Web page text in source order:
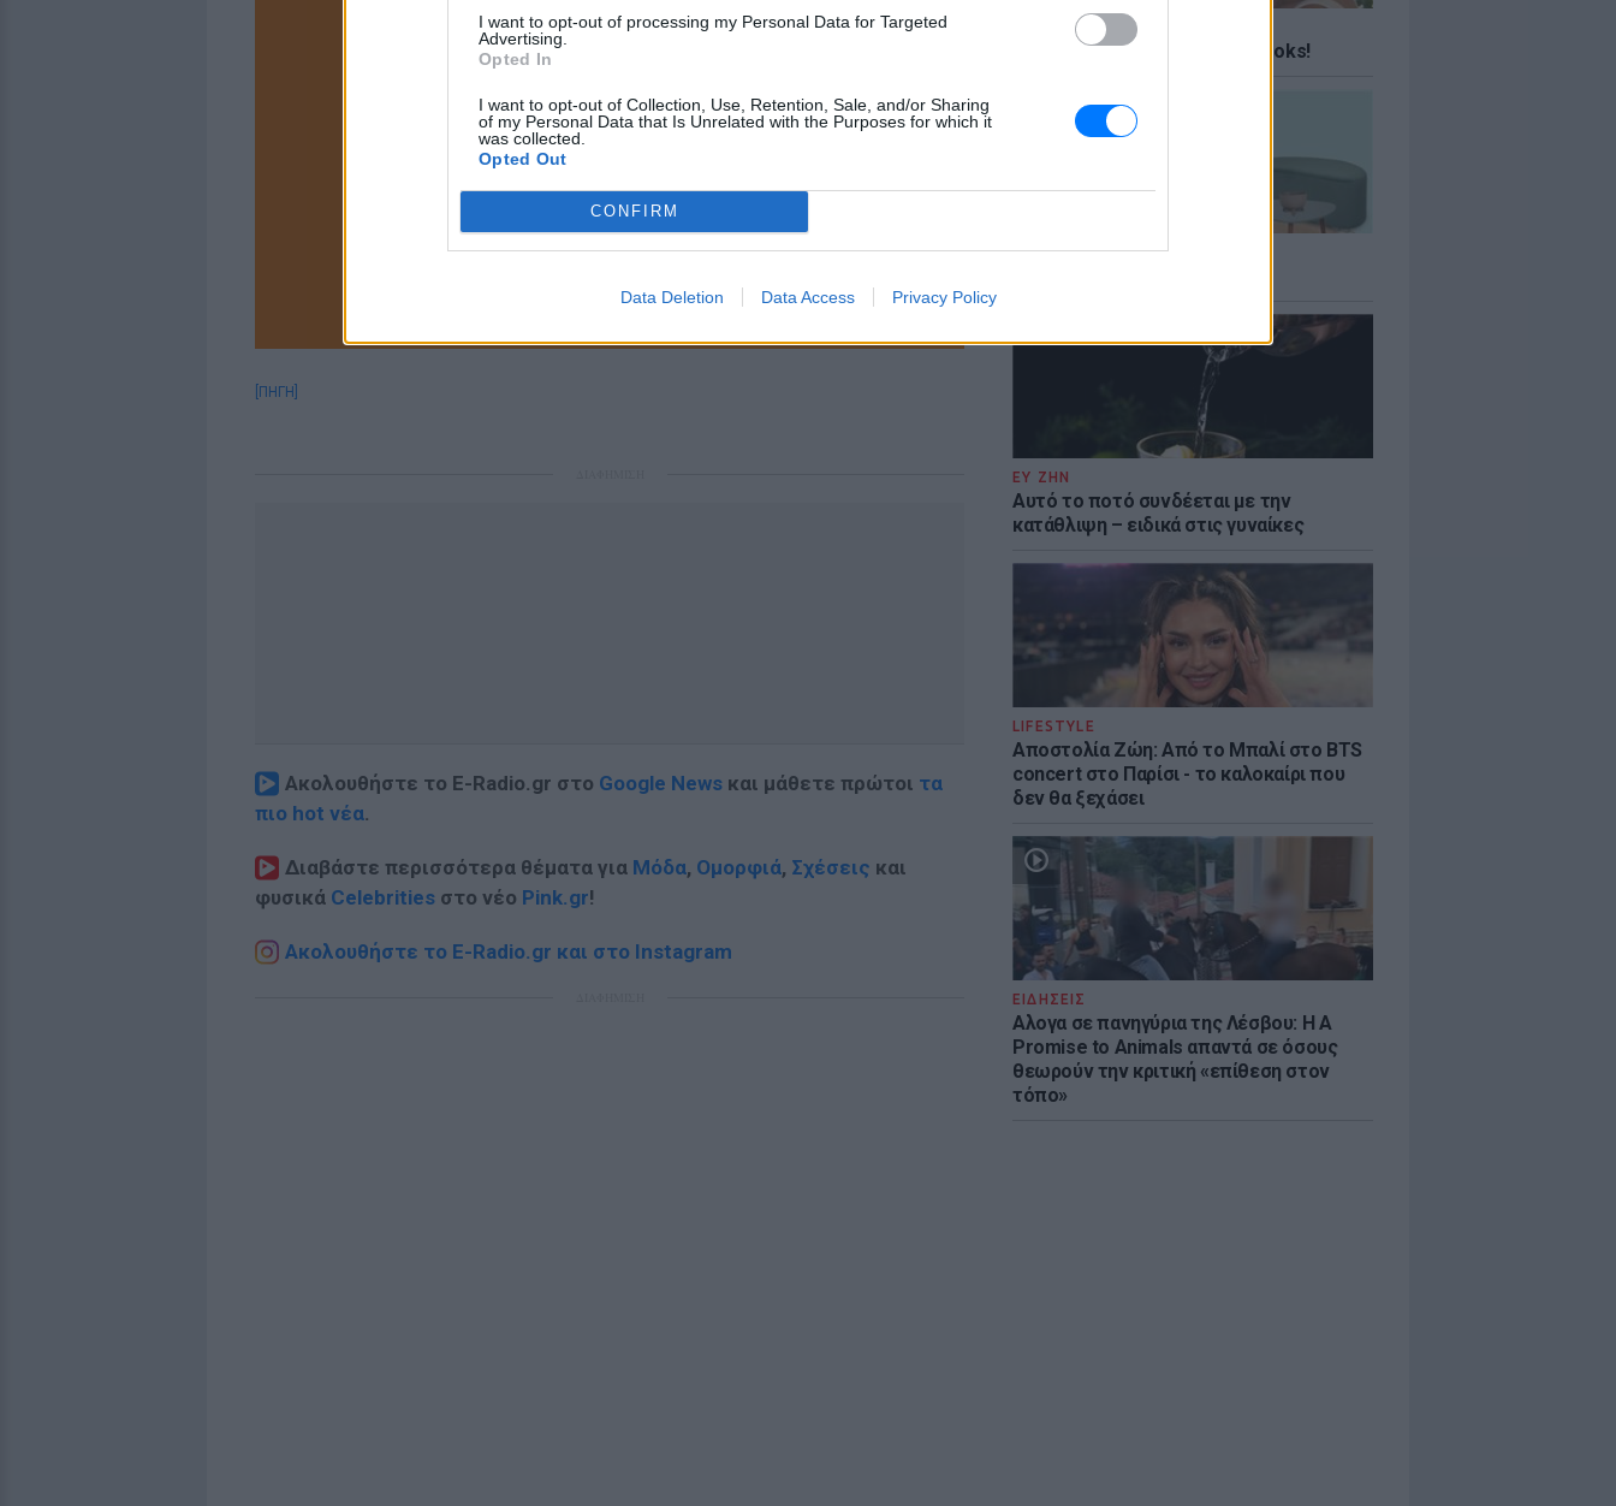
I want to opt-out of processing my Personal Data for Targeted
Advertising.
Opted In
I want to opt-out of Collection, Use, Retention, Sale, and/or Sharing
of my Personal Data that Is Unrelated with the Purposes for which it
was collected.
Opted Out
CONFIRM
Data Deletion Data Access Privacy Policy
ΚΕΡΔΙΣΤΕ
Κάνε τα ταξίδια σου Travel Books!
ΚΕΡΔΙΣΤΕ
ΕΥ ΖΗΝ
Αυτό το ποτό συνδέεται με την
κατάθλιψη – ειδικά στις γυναίκες
LIFESTYLE
Αποστολία Ζώη: Από το Μπαλί στο BTS
concert στο Παρίσι - το καλοκαίρι που
δεν θα ξεχάσει
ΕΙΔΗΣΕΙΣ
Αλογα σε πανηγύρια της Λέσβου: Η A
Promise to Animals απαντά σε όσους
θεωρούν την κριτική «επίθεση στον
τόπο»
[ΠΗΓΗ]
Ακολουθήστε το E-Radio.gr στο Google News και μάθετε πρώτοι τα
πιο hot νέα.
Διαβάστε περισσότερα θέματα για Μόδα, Ομορφιά, Σχέσεις και
φυσικά Celebrities στο νέο Pink.gr!
Ακολουθήστε το E-Radio.gr και στο Instagram